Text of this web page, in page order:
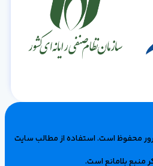
محفوظ است‌. استفاده از مطالب سایت
منبع بلامانع است.